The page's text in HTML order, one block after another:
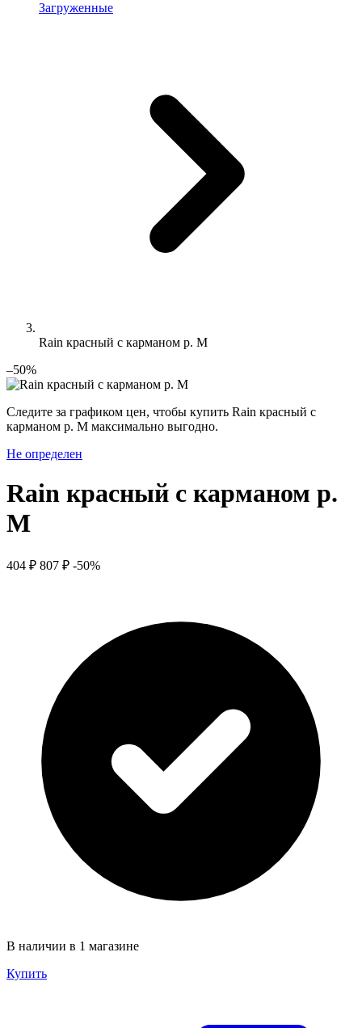
Загруженные
Rain красный с карманом р. M
–50%
Следите за графиком цен, чтобы купить Rain красный с
карманом р. M максимально выгодно.
Не определен
Rain красный с карманом р.
M
404 ₽ 807 ₽ -50%
В наличии в 1 магазине
Купить